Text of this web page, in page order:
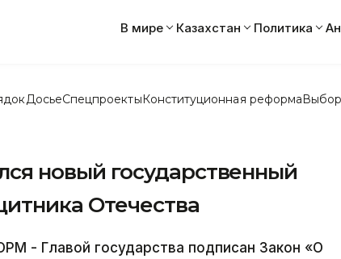
В мире Казахстан Политика
ДосьеСпецпроектыКонституционная реформа
новый государственный
Отечества
- Главой государства подписан Закон «О